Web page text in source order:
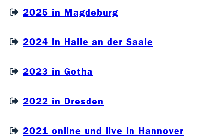
2025 in Magdeburg
2024 in Halle an der Saale
2023 in Gotha
2022 in Dresden
2021 online und live in Hannover